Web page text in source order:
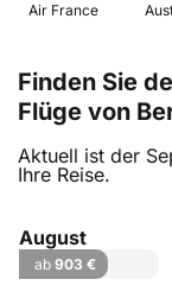
Air France
Finden Sie
Flüge von
Aktuell ist der
Ihre Reise.
August
ab 903 €